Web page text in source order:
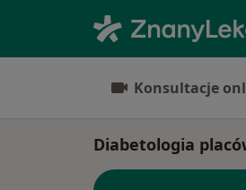
Konsultacje
Diabetologia